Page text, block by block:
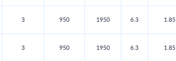
3 950 1950 6.3 1.85
3 950 1950 6.3 1.85